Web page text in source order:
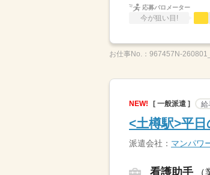
応募バロメーター
今が狙い目!
お仕事No.： 967457N-
NEW! [ 一般派遣 ] 給
<土樽駅>平
派遣会社： マンパワ
看護助手